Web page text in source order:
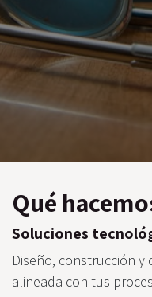
Qué
Soluciones
Diseño, construcción
alineada con tus